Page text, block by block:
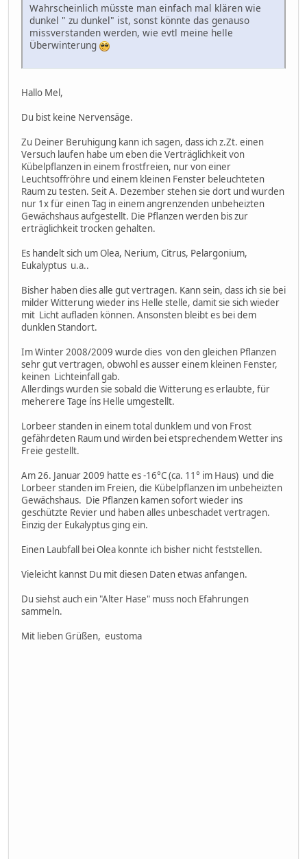
Wahrscheinlich müsste man einfach mal klären wie
dunkel " zu dunkel" ist, sonst könnte das genauso
missverstanden werden, wie evtl meine helle
Überwinterung
Hallo Mel,
Du bist keine Nervensäge.
Zu Deiner Beruhigung kann ich sagen, dass ich z.Zt. einen
Versuch laufen habe um eben die Verträglichkeit von
Kübelpflanzen in einem frostfreien, nur von einer
Leuchtsoffröhre und einem kleinen Fenster beleuchteten
Raum zu testen. Seit A. Dezember stehen sie dort und wurden
nur 1x für einen Tag in einem angrenzenden unbeheizten
Gewächshaus aufgestellt. Die Pflanzen werden bis zur
erträglichkeit trocken gehalten.
Es handelt sich um Olea, Nerium, Citrus, Pelargonium,
Eukalyptus u.a..
Bisher haben dies alle gut vertragen. Kann sein, dass ich sie bei
milder Witterung wieder ins Helle stelle, damit sie sich wieder
mit Licht aufladen können. Ansonsten bleibt es bei dem
dunklen Standort.
Im Winter 2008/2009 wurde dies von den gleichen Pflanzen
sehr gut vertragen, obwohl es ausser einem kleinen Fenster,
keinen Lichteinfall gab.
Allerdings wurden sie sobald die Witterung es erlaubte, für
meherere Tage íns Helle umgestellt.
Lorbeer standen in einem total dunklem und von Frost
gefährdeten Raum und wirden bei etsprechendem Wetter ins
Freie gestellt.
Am 26. Januar 2009 hatte es -16°C (ca. 11° im Haus) und die
Lorbeer standen im Freien, die Kübelpflanzen im unbeheizten
Gewächshaus. Die Pflanzen kamen sofort wieder ins
geschützte Revier und haben alles unbeschadet vertragen.
Einzig der Eukalyptus ging ein.
Einen Laubfall bei Olea konnte ich bisher nicht feststellen.
Vieleicht kannst Du mit diesen Daten etwas anfangen.
Du siehst auch ein "Alter Hase" muss noch Efahrungen
sammeln.
Mit lieben Grüßen, eustoma